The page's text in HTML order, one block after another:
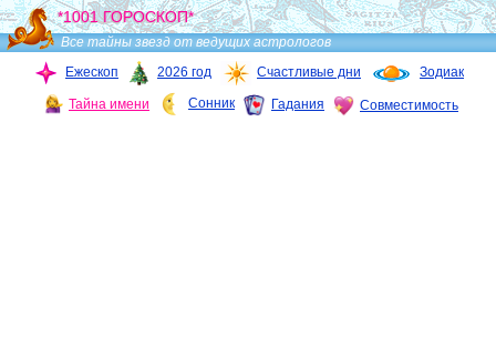
*1001 ГОРОСКОП*
Все тайны звезд от ведущих астрологов
Ежескоп
2026 год Счастливые дни Зодиак
Тайна имени Сонник Гадания Совместимость